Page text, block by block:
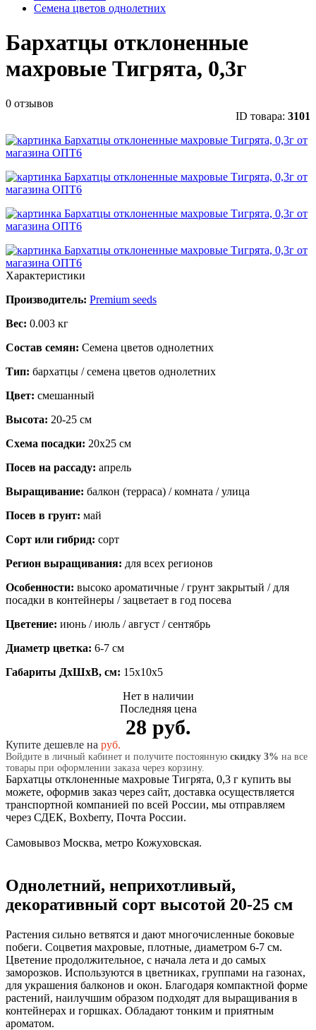
Семена цветов однолетних
Бархатцы отклоненные
махровые Тигрята, 0,3г
0 отзывов
ID товара: 3101
Характеристики
Производитель: Premium seeds
Вес: 0.003 кг
Состав семян: Семена цветов однолетних
Тип: бархатцы / семена цветов однолетних
Цвет: смешанный
Высота: 20-25 см
Схема посадки: 20х25 см
Посев на рассаду: апрель
Выращивание: балкон (терраса) / комната / улица
Посев в грунт: май
Сорт или гибрид: сорт
Регион выращивания: для всех регионов
Особенности: высоко ароматичные / грунт закрытый / для
посадки в контейнеры / зацветает в год посева
Цветение: июнь / июль / август / сентябрь
Диаметр цветка: 6-7 см
Габариты ДхШхВ, см: 15x10x5
Нет в наличии
Последняя цена
28 руб.
Купите дешевле на руб.
Войдите в личный кабинет и получите постоянную скидку 3% на все
товары при оформлении заказа через корзину.
Бархатцы отклоненные махровые Тигрята, 0,3 г купить вы
можете, оформив заказ через сайт, доставка осуществляется
транспортной компанией по всей России, мы отправляем
через СДЕК, Boxberry, Почта России.
Самовывоз Москва, метро Кожуховская.
Однолетний, неприхотливый,
декоративный сорт высотой 20-25 см
Растения сильно ветвятся и дают многочисленные боковые
побеги. Соцветия махровые, плотные, диаметром 6-7 см.
Цветение продолжительное, с начала лета и до самых
заморозков. Используются в цветниках, группами на газонах,
для украшения балконов и окон. Благодаря компактной форме
растений, наилучшим образом подходят для выращивания в
контейнерах и горшках. Обладают тонким и приятным
ароматом.